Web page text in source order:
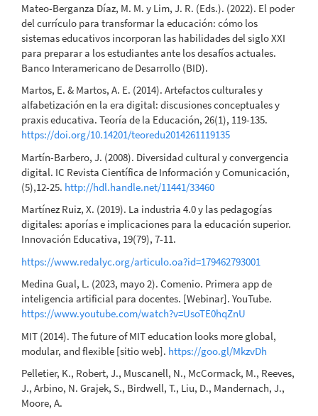
Mateo-Berganza Díaz, M. M. y Lim, J. R. (Eds.). (2022). El poder
del currículo para transformar la educación: cómo los
sistemas educativos incorporan las habilidades del siglo XXI
para preparar a los estudiantes ante los desafíos actuales.
Banco Interamericano de Desarrollo (BID).
Martos, E. & Martos, A. E. (2014). Artefactos culturales y
alfabetización en la era digital: discusiones conceptuales y
praxis educativa. Teoría de la Educación, 26(1), 119-135.
https://doi.org/10.14201/teoredu2014261119135
Martín-Barbero, J. (2008). Diversidad cultural y convergencia
digital. IC Revista Científica de Información y Comunicación,
(5),12-25. http://hdl.handle.net/11441/33460
Martínez Ruiz, X. (2019). La industria 4.0 y las pedagogías
digitales: aporías e implicaciones para la educación superior.
Innovación Educativa, 19(79), 7-11.
https://www.redalyc.org/articulo.oa?id=179462793001
Medina Gual, L. (2023, mayo 2). Comenio. Primera app de
inteligencia artificial para docentes. [Webinar]. YouTube.
https://www.youtube.com/watch?v=UsoTE0hqZnU
MIT (2014). The future of MIT education looks more global,
modular, and flexible [sitio web]. https://goo.gl/MkzvDh
Pelletier, K., Robert, J., Muscanell, N., McCormack, M., Reeves,
J., Arbino, N. Grajek, S., Birdwell, T., Liu, D., Mandernach, J.,
Moore, A.